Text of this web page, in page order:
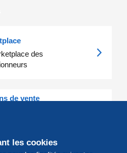
des
de vente
les cookies